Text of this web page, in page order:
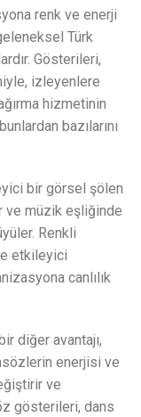
renk ve enerji
Türk
Gösterileri,
izleyenlere
hizmetinin
bazılarını
bir görsel şölen
ve müzik eşliğinde
Renkli
etkileyici
canlılık
diğer avantajı,
enerjisi ve
ve
gösterileri, dans